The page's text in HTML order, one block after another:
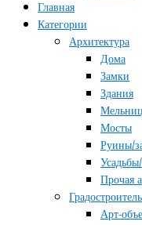
Главная
Категории
Архитектура
Дома
Замки
Здания
Мосты
Руины/
Прочая
Арт-